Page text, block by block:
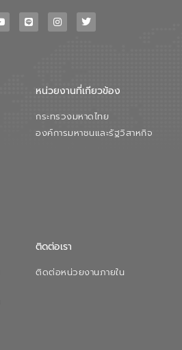
หน่วยงานที่เกียวข้อง
กระทรวงมหาดไทย
องค์การมหาชนและรัฐวิสาหกิจ
ติดต่อเรา
ติดต่อหน่วยงานภายใน